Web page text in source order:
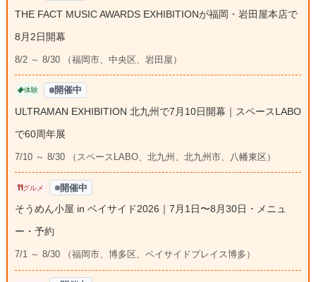
THE FACT MUSIC AWARDS EXHIBITIONが福岡・岩田屋本店で
8月2日開幕
8/2 ～ 8/30 （福岡市、中央区、岩田屋）
体験 開催中
ULTRAMAN EXHIBITION 北九州で7月10日開幕｜スペースLABO
で60周年展
7/10 ～ 8/30 （スペースLABO、北九州、北九州市、八幡東区）
グルメ 開催中
そうめん小屋 in ベイサイド2026｜7月1日〜8月30日・メニュ
ー・予約
7/1 ～ 8/30 （福岡市、博多区、ベイサイドプレイス博多）